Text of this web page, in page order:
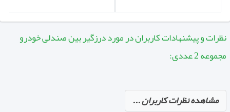
نظرات و پیشنهادات کاربران در مورد درزگیر بین صندلی خودرو
مجموعه 2 عددی:
مشاهده نظرات کاربران ...